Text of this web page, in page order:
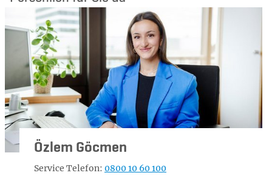
Özlem Göcmen
Service Telefon: 0800 10 60 100